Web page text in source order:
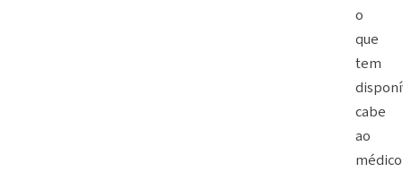
o
que
tem
cabe
ao
médico